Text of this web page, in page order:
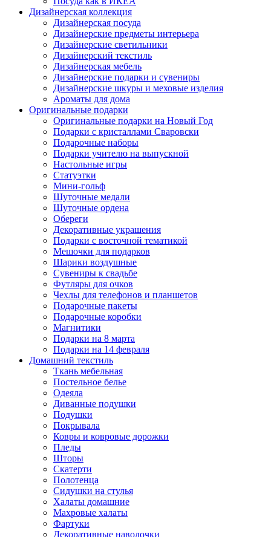
Дизайнерская коллекция
Дизайнерская посуда
Дизайнерские предметы интерьера
Дизайнерские светильники
Дизайнерский текстиль
Дизайнерская мебель
Дизайнерские подарки и сувениры
Дизайнерские шкуры и меховые изделия
Ароматы для дома
Оригинальные подарки
Оригинальные подарки на Новый Год
Подарки с кристаллами Сваровски
Подарочные наборы
Подарки учителю на выпускной
Настольные игры
Статуэтки
Мини-гольф
Шуточные медали
Шуточные ордена
Обереги
Декоративные украшения
Подарки с восточной тематикой
Мешочки для подарков
Шарики воздушные
Сувениры к свадьбе
Футляры для очков
Чехлы для телефонов и планшетов
Подарочные пакеты
Подарочные коробки
Магнитики
Подарки на 8 марта
Подарки на 14 февраля
Домашний текстиль
Ткань мебельная
Постельное белье
Одеяла
Диванные подушки
Подушки
Покрывала
Ковры и ковровые дорожки
Пледы
Шторы
Скатерти
Полотенца
Сидушки на стулья
Халаты домашние
Махровые халаты
Фартуки
Декоративные наволочки